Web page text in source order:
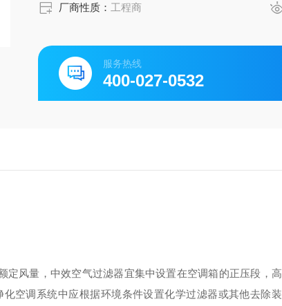
厂商性质： 工程商
服务热线
400-027-0532
风量，中效空气过滤器宜集中设置在空调箱的正压段，高
空调系统中应根据环境条件设置化学过滤器或其他去除装